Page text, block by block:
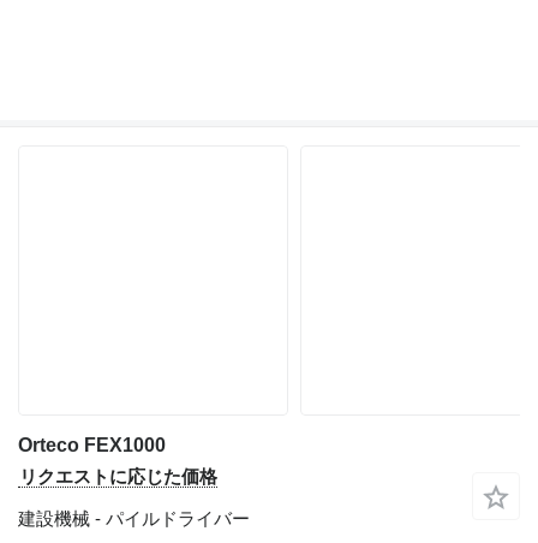
Orteco FEX1000
リクエストに応じた価格
建設機械 - パイルドライバー